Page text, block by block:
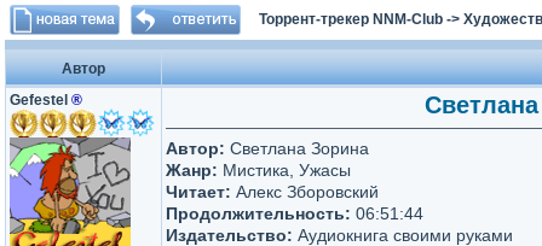
Торрент-трекер NNM-Club ->
Автор
Gefestel ®
Автор: Светлана Зорина
Жанр: Мистика, Ужасы
Читает: Алекс Зборовский
Продолжительность: 06:51:44
Издательство: Аудиокнига своими руками